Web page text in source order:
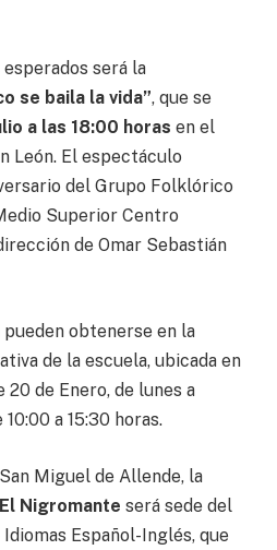
será la
se baila la vida”, que se
a las 18:00 horas en el
León. El espectáculo
del Grupo Folklórico
Superior Centro
de Omar Sebastián
obtenerse en la
de la escuela, ubicada en
de Enero, de lunes a
a 15:30 horas.
Miguel de Allende, la
Nigromante será sede del
Español-Inglés, que